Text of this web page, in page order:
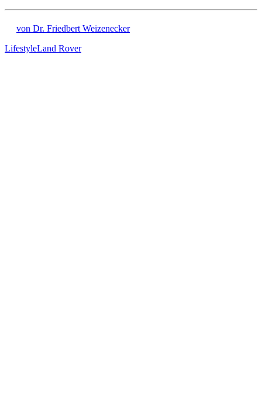
von Dr. Friedbert Weizenecker
LifestyleLand Rover